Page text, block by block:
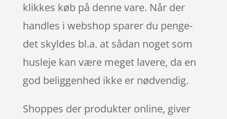
klikkes køb på denne vare. Når der
handles i webshop sparer du penge-
det skyldes bl.a. at sådan noget som
husleje kan være meget lavere, da en
god beliggenhed ikke er nødvendig.
Shoppes der produkter online, giver